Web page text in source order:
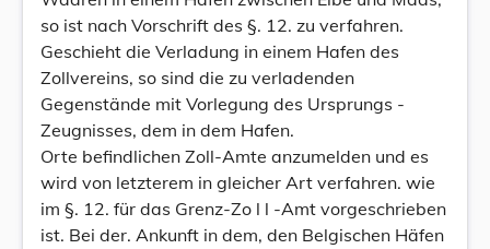
so ist nach Vorschrift des §. 12. zu verfahren.
Geschieht die Verladung in einem Hafen des
Zollvereins, so sind die zu verladenden
Gegenstände mit Vorlegung des Ursprungs -
Zeugnisses, dem in dem Hafen.
Orte befindlichen Zoll-Amte anzumelden und es
wird von letzterem in gleicher Art verfahren. wie
im §. 12. für das Grenz-Zo l l -Amt vorgeschrieben
ist. Bei der. Ankunft in dem, den Belgischen Häfen